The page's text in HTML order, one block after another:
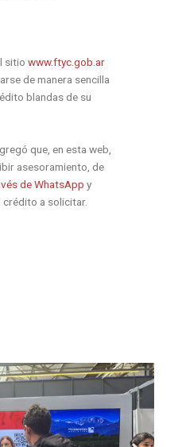
sitio www.ftyc.gob.ar
de manera sencilla
blandas de su
que, en esta web,
asesoramiento, de
de WhatsApp y
crédito a solicitar.